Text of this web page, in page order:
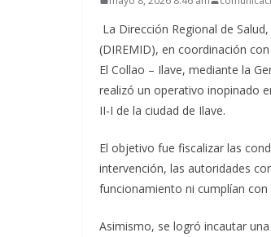
La Dirección Regional de
(DIREMID), en coordinación
El Collao – Ilave, mediante la
realizó un operativo inopinado
II-I de la ciudad de Ilave.
El objetivo fue fiscalizar las
intervención, las autoridades
funcionamiento ni cumplían
Asimismo, se logró incautar